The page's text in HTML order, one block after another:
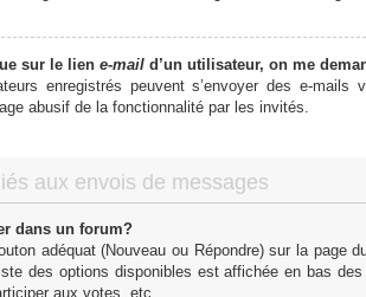
sur le lien e-maild’un utilisateur, on me
enregistrés peuvent s’envoyer des e-
abusif de la fonctionnalité par les invités.
aux envois de messages
dans un forum?
adéquat (Nouveau ou Répondre) sur la page
des options disponibles est affichée en bas
aux votes, etc.